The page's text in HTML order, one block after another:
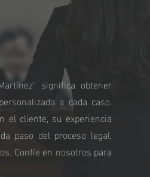
significa obtener
a cada caso.
el cliente, su experiencia
paso del proceso legal,
Confíe en nosotros para